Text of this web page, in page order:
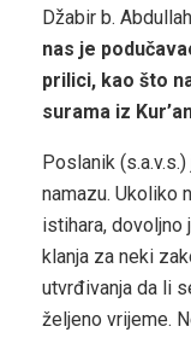
Džabir b.
nas je
prilici, kao što
surama iz
Poslanik
namazu. Ukoliko
istihara, dovoljno
klanja za neki
utvrđivanja da li
željeno vrijeme.